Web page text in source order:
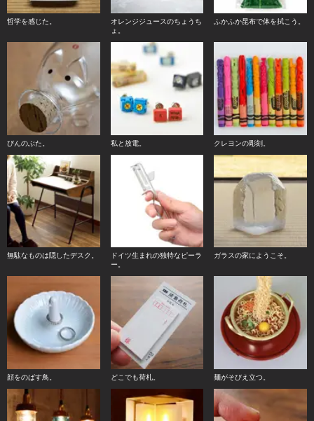
哲学を感じた。
オレンジジュースのちょうち
ょ。
ふかふか昆布で体を拭こう。
びんのぶた。 私と放電。 クレヨンの彫刻。
無駄なものは隠したデスク。
ドイツ生まれの独特なピーラ
ー。
ガラスの家にようこそ。
顔をのばす鳥。 どこでも荷札。 麺がそびえ立つ。